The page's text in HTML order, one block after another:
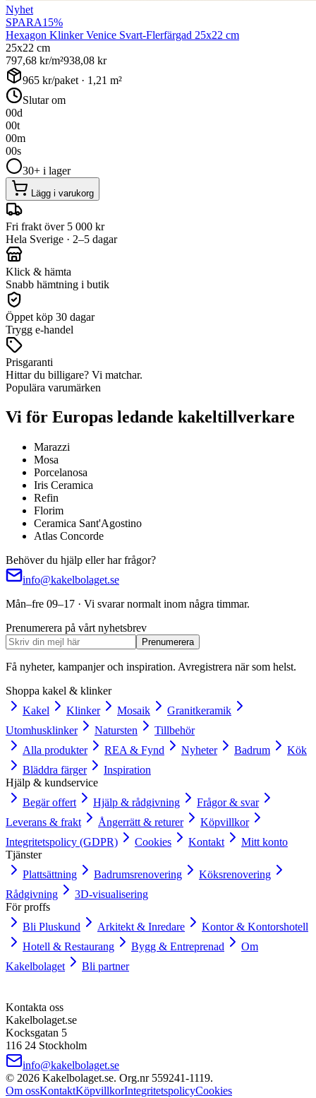
Nyhet
SPARA15%
Hexagon Klinker Venice Svart-Flerfärgad 25x22 cm
25x22 cm
797,68 kr/m²938,08 kr
965 kr/paket · 1,21 m²
Slutar om
00d
00t
00m
00s
30+ i lager
Lägg i varukorg
Fri frakt över 5 000 kr
Hela Sverige · 2–5 dagar
Klick & hämta
Snabb hämtning i butik
Öppet köp 30 dagar
Trygg e-handel
Prisgaranti
Hittar du billigare? Vi matchar.
Populära varumärken
Vi för Europas ledande kakeltillverkare
Marazzi
Mosa
Porcelanosa
Iris Ceramica
Refin
Florim
Ceramica Sant'Agostino
Atlas Concorde
Behöver du hjälp eller har frågor?
info@kakelbolaget.se
Mån–fre 09–17 · Vi svarar normalt inom några timmar.
Prenumerera på vårt nyhetsbrev
Prenumerera
Få nyheter, kampanjer och inspiration. Avregistrera när som helst.
Shoppa kakel & klinker
Kakel
Klinker Mosaik
Granitkeramik
Utomhusklinker
Natursten
Tillbehör
Alla produkter
REA & Fynd Nyheter Badrum
Kök
Bläddra färger
Inspiration
Hjälp & kundservice
Begär offert
Hjälp & rådgivning
Frågor & svar
Leverans & frakt
Ångerrätt & returer
Köpvillkor
Integritetspolicy (GDPR)
Cookies Kontakt
Mitt konto
Tjänster
Plattsättning
Badrumsrenovering
Köksrenovering
Rådgivning
3D-visualisering
För proffs
Bli Pluskund
Arkitekt & Inredare
Kontor & Kontorshotell
Hotell & Restaurang
Bygg & Entreprenad
Om
Kakelbolaget
Bli partner
Kontakta oss
Kakelbolaget.se
Kocksgatan 5
116 24 Stockholm
info@kakelbolaget.se
© 2026 Kakelbolaget.se. Org.nr 559241‑1119.
Om ossKontaktKöpvillkorIntegritetspolicyCookies